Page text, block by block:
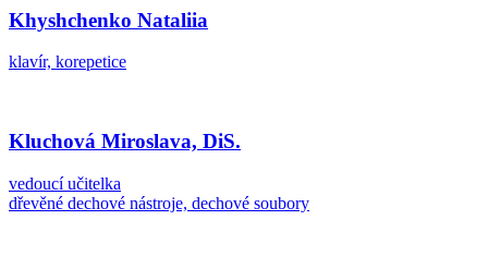
Khyshchenko Nataliia
klavír, korepetice
Kluchová Miroslava, DiS.
vedoucí učitelka
dřevěné dechové nástroje, dechové soubory